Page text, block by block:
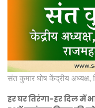
संत कुमार घोष केंद्रीय अध्यक्ष,
हर घर तिरंगा-हर दिल में